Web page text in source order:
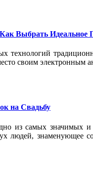
Выбрать Идеальное
технологий
своим электронным
на Свадьбу
из самых значимых и
людей, знаменующее